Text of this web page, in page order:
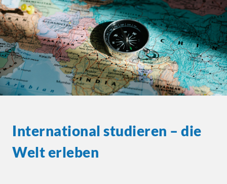
International studieren – die
Welt erleben